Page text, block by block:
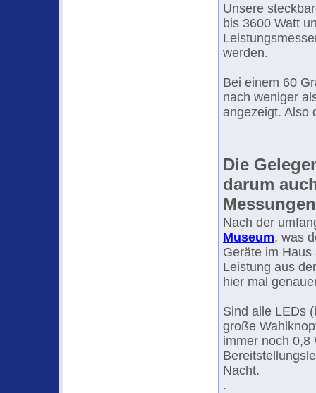
Unsere
bis 3600 Watt
werden.
Bei einem 60
nach weniger
angezeigt. Also
Die
darum
Messungen
Nach der
Museum, was
Geräte im
Leistung aus
hier mal
Sind alle LEDs
große
immer noch 0,8
Nacht.
.